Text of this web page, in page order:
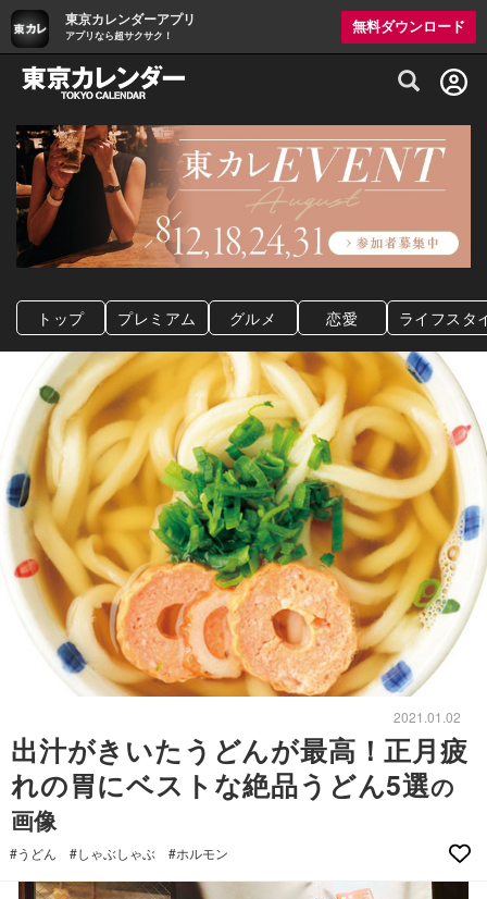
東京カレンダーアプリ
アプリなら超サクサク！
無料ダウンロード
グルメ情報・プレミアムレストラン予約
トップ プレミアム グルメ 恋愛 ライフスタ
2021.01.02
出汁がきいたうどんが最高！正月疲
れの胃にベストな絶品うどん5選の
画像
#うどん #しゃぶしゃぶ #ホルモン